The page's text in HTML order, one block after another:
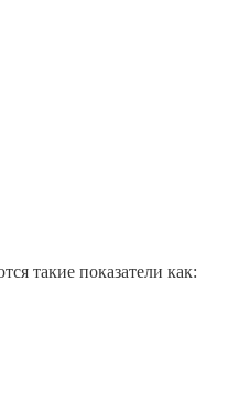
такие показатели как: